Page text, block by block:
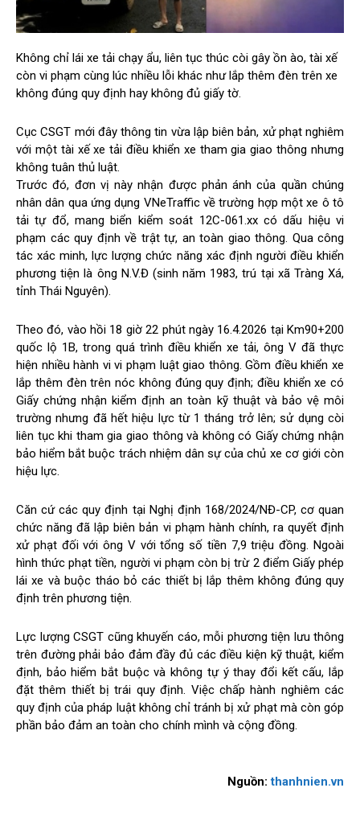
Không chỉ lái xe tải chạy ẩu, liên tục thúc còi gây ồn ào, tài xế
còn vi phạm cùng lúc nhiều lỗi khác như lắp thêm đèn trên xe
không đúng quy định hay không đủ giấy tờ.
Cục CSGT mới đây thông tin vừa lập biên bản, xử phạt nghiêm
với một tài xế xe tải điều khiển xe tham gia giao thông nhưng
không tuân thủ luật.
Trước đó, đơn vị này nhận được phản ánh của quần chúng
nhân dân qua ứng dụng VNeTraffic về trường hợp một xe ô tô
tải tự đổ, mang biển kiểm soát 12C-061.xx có dấu hiệu vi
phạm các quy định về trật tự, an toàn giao thông. Qua công
tác xác minh, lực lượng chức năng xác định người điều khiển
phương tiện là ông N.V.Đ (sinh năm 1983, trú tại xã Tràng Xá,
tỉnh Thái Nguyên).
Theo đó, vào hồi 18 giờ 22 phút ngày 16.4.2026 tại Km90+200
quốc lộ 1B, trong quá trình điều khiển xe tải, ông V đã thực
hiện nhiều hành vi vi phạm luật giao thông. Gồm điều khiển xe
lắp thêm đèn trên nóc không đúng quy định; điều khiển xe có
Giấy chứng nhận kiểm định an toàn kỹ thuật và bảo vệ môi
trường nhưng đã hết hiệu lực từ 1 tháng trở lên; sử dụng còi
liên tục khi tham gia giao thông và không có Giấy chứng nhận
bảo hiểm bắt buộc trách nhiệm dân sự của chủ xe cơ giới còn
hiệu lực.
Căn cứ các quy định tại Nghị định 168/2024/NĐ-CP, cơ quan
chức năng đã lập biên bản vi phạm hành chính, ra quyết định
xử phạt đối với ông V với tổng số tiền 7,9 triệu đồng. Ngoài
hình thức phạt tiền, người vi phạm còn bị trừ 2 điểm Giấy phép
lái xe và buộc tháo bỏ các thiết bị lắp thêm không đúng quy
định trên phương tiện.
Lực lượng CSGT cũng khuyến cáo, mỗi phương tiện lưu thông
trên đường phải bảo đảm đầy đủ các điều kiện kỹ thuật, kiểm
định, bảo hiểm bắt buộc và không tự ý thay đổi kết cấu, lắp
đặt thêm thiết bị trái quy định. Việc chấp hành nghiêm các
quy định của pháp luật không chỉ tránh bị xử phạt mà còn góp
phần bảo đảm an toàn cho chính mình và cộng đồng.
Nguồn:thanhnien.vn